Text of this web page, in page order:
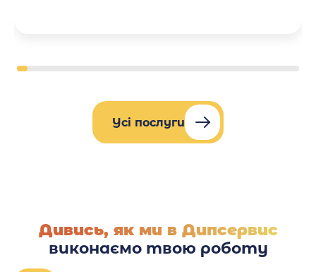
Усі послуги
Дивись, як ми в Дипсервис
виконаємо твою роботу